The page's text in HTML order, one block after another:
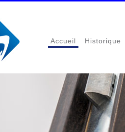
Accueil Historique